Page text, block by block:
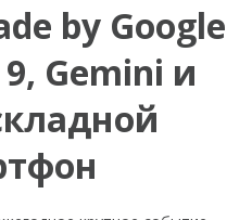
by Google
Gemini и